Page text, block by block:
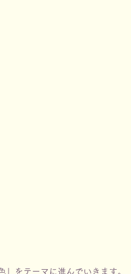
」をテーマに進んでいきます。